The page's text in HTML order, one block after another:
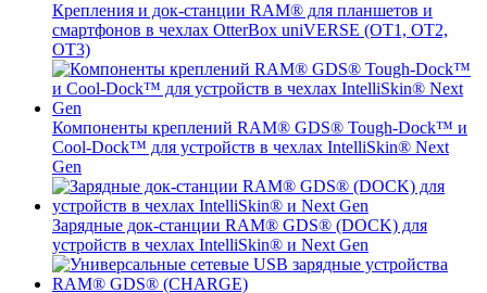
Крепления и док-станции RAM® для планшетов и
смартфонов в чехлах OtterBox uniVERSE (OT1, OT2,
OT3)
Компоненты креплений RAM® GDS® Tough-Dock™ и
Cool-Dock™ для устройств в чехлах IntelliSkin® Next
Gen
Зарядные док-станции RAM® GDS® (DOCK) для
устройств в чехлах IntelliSkin® и Next Gen